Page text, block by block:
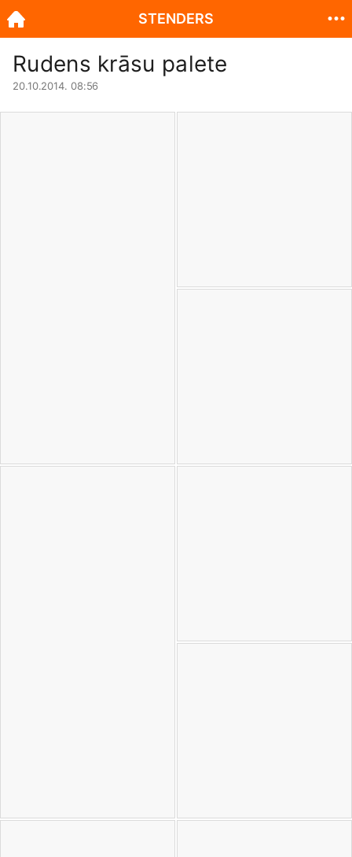
Rudens krāsu palete
20.10.2014. 08:56
STENDERS